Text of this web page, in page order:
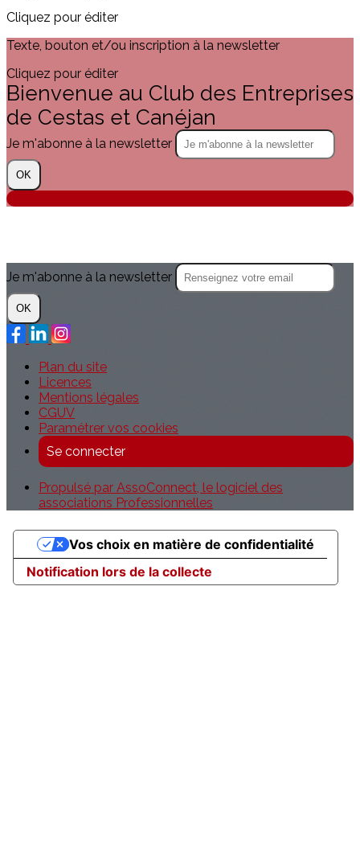
Cliquez pour éditer
Texte, bouton et/ou inscription à la newsletter
Cliquez pour éditer
Bienvenue au Club des Entreprises
de Cestas et Canéjan
Je m'abonne à la newsletter
OK
Je m'abonne à la newsletter
OK
Plan du site
Licences
Mentions légales
CGUV
Paramétrer vos cookies
Se connecter
Propulsé par AssoConnect, le logiciel des
associations Professionnelles
Notification lors de la collecte
Vos choix en matière de confidentialité